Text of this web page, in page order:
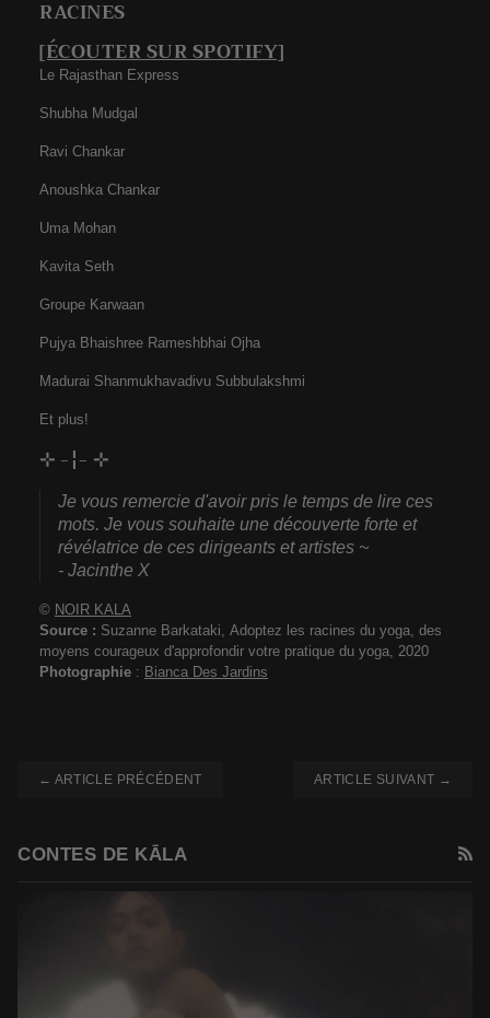
RACINES
[ÉCOUTER SUR SPOTIFY]
Le Rajasthan Express
Shubha Mudgal
Ravi Chankar
Anoushka Chankar
Uma Mohan
Kavita Seth
Groupe Karwaan
Pujya Bhaishree Rameshbhai Ojha
Madurai Shanmukhavadivu Subbulakshmi
Et plus!
⊹ -¦- ⊹
Je vous remercie d'avoir pris le temps de lire ces
mots. Je vous souhaite une découverte forte et
révélatrice de ces dirigeants et artistes ~
- Jacinthe X
© NOIR KALA
Source : Suzanne Barkataki, Adoptez les racines du yoga, des
moyens courageux d'approfondir votre pratique du yoga, 2020
Photographie : Bianca Des Jardins
← ARTICLE PRÉCÉDENT ARTICLE SUIVANT →
CONTES DE KĀLA